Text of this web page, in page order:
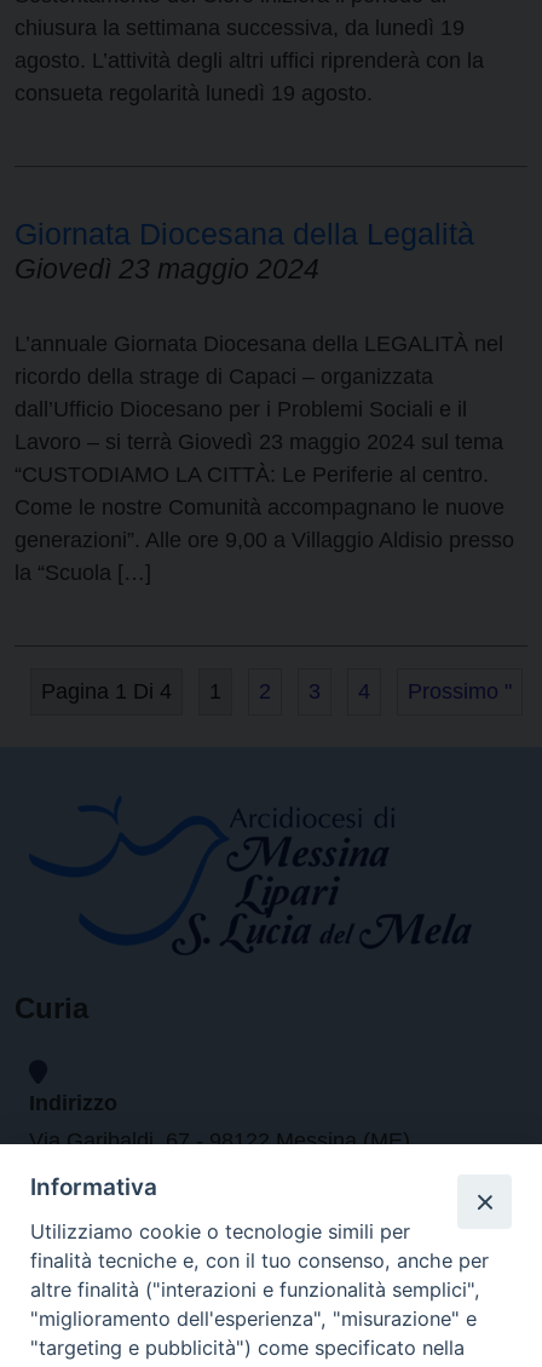
chiusura la settimana successiva, da lunedì 19
agosto. L’attività degli altri uffici riprenderà con la
consueta regolarità lunedì 19 agosto.
Giornata Diocesana della Legalità
Giovedì 23 maggio 2024
L’annuale Giornata Diocesana della LEGALITÀ nel
ricordo della strage di Capaci – organizzata
dall’Ufficio Diocesano per i Problemi Sociali e il
Lavoro – si terrà Giovedì 23 maggio 2024 sul tema
“CUSTODIAMO LA CITTÀ: Le Periferie al centro.
Come le nostre Comunità accompagnano le nuove
generazioni”. Alle ore 9,00 a Villaggio Aldisio presso
la “Scuola […]
Pagina 1 Di 4 1 2 3 4 Prossimo "
Curia
Indirizzo
Via Garibaldi, 67 - 98122 Messina (ME)
Orari
da lunedi al venerdi dalle ore 9.30 alle 12.30
Contatti
Informativa
Utilizziamo cookie o tecnologie simili per
finalità tecniche e, con il tuo consenso, anche per
altre finalità ("interazioni e funzionalità semplici",
"miglioramento dell'esperienza", "misurazione" e
"targeting e pubblicità") come specificato nella